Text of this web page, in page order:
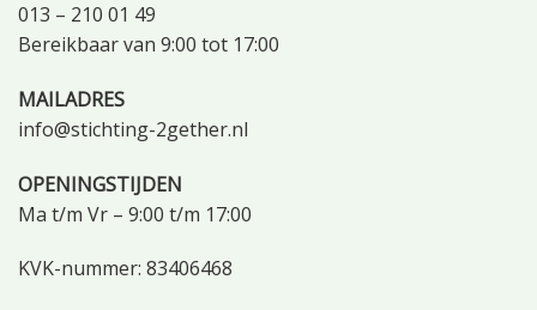
013 – 210 01 49
Bereikbaar van 9:00 tot 17:00
MAILADRES
info@stichting-2gether.nl
OPENINGSTIJDEN
Ma t/m Vr – 9:00 t/m 17:00
KVK-nummer: 83406468